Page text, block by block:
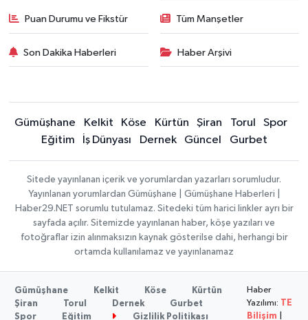
Puan Durumu ve Fikstür Tüm Manşetler
Son Dakika Haberleri Haber Arşivi
Gümüşhane Kelkit Köse Kürtün Şiran Torul
Spor
Eğitim
İş Dünyası Dernek Güncel Gurbet
Sitede yayınlanan içerik ve yorumlardan yazarları sorumludur.
Yayınlanan yorumlardan Gümüşhane | Gümüşhane Haberleri |
Haber29.NET sorumlu tutulamaz. Sitedeki tüm harici linkler ayrı bir
sayfada açılır. Sitemizde yayınlanan haber, köşe yazıları ve
fotoğraflar izin alınmaksızın kaynak gösterilse dahi, herhangi bir
ortamda kullanılamaz ve yayınlanamaz
Gümüşhane Kelkit Köse
Kürtün
Şiran
Torul Dernek
Gurbet
Spor
Eğitim Gizlilik Politikası
Haber
Yazılımı: TE
Bilişim